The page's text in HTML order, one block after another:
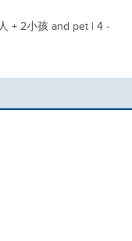
+ 2小孩 and pet | 4 -